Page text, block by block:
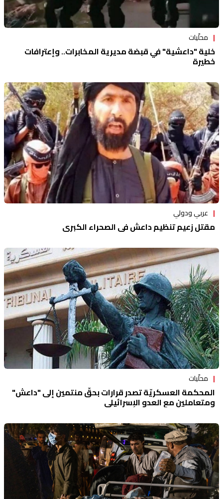
محلّيات
خلية "داعشية" في قبضة مديرية المخابرات.. وإعترافات
خطيرة
عربي ودولي
مقتل زعيم تنظيم داعش في الصحراء الكبرى
محلّيات
المحكمة العسكريّة تصدر قرارات بحقّ منتمين إلى "داعش"
ومتعاملين مع العدو الإسرائيلي